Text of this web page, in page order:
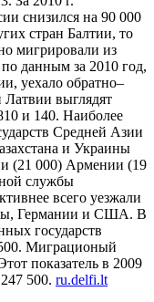
снизился на 90 000
стран Балтии, то
мигрировали из
данным за 2010 год,
уехало обратно–
Латвии выглядят
и 140. Наиболее
Средней Азии
и Украины
(21 000) Армении (19
службы
всего уезжали
Германии и США. В
государств
Миграционый
показатель в 2009
500. ru.delfi.lt